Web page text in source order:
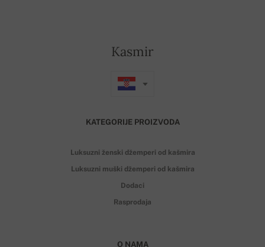
Kasmir
KATEGORIJE PROIZVODA
Luksuzni ženski džemperi od kašmira
Luksuzni muški džemperi od kašmira
Dodaci
Rasprodaja
O NAMA